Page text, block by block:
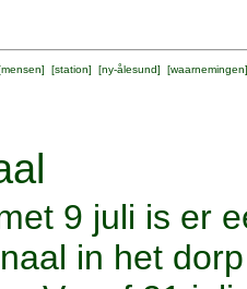
mensen] [station] [ny-ålesund] [waarnemingen
9 juli is er
in het dorp